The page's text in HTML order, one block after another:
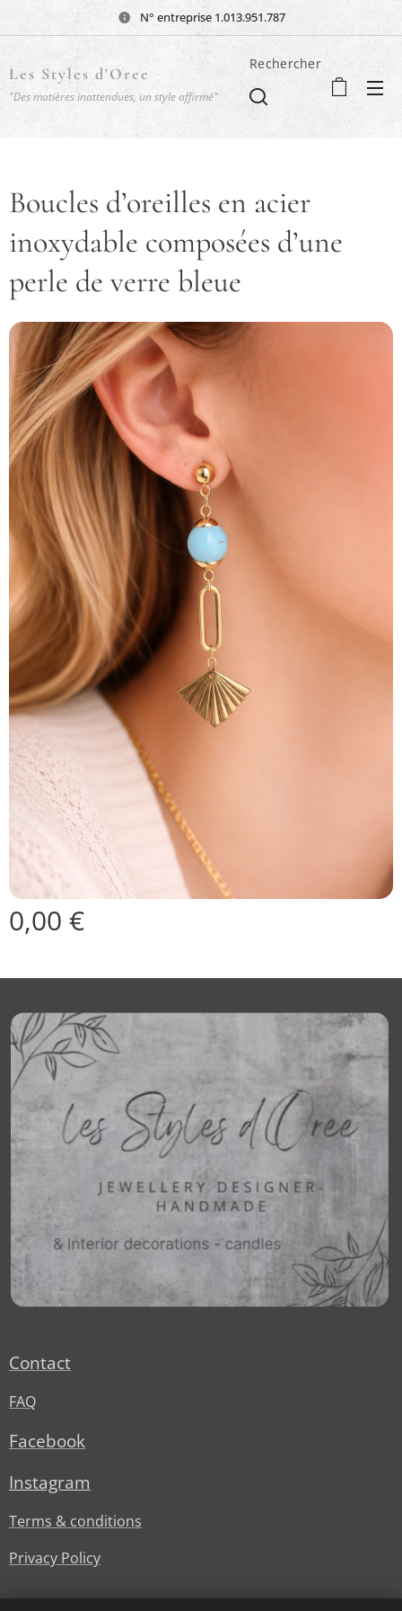
N° entreprise 1.013.951.787
Les Styles d'Oree
"Des matières inattendues, un style affirmé"
Rechercher
Boucles d’oreilles en acier
inoxydable composées d’une
perle de verre bleue
0,00 €
Contact
FAQ
Facebook
Instagram
Terms & conditions
Privacy Policy